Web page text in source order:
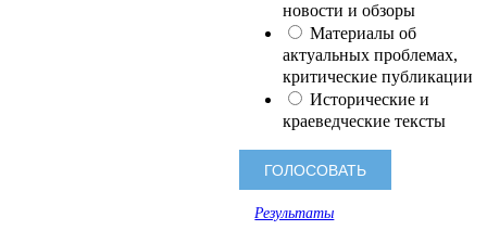
новости и обзоры
Материалы об
актуальных проблемах,
критические публикации
Исторические и
краеведческие тексты
Результаты